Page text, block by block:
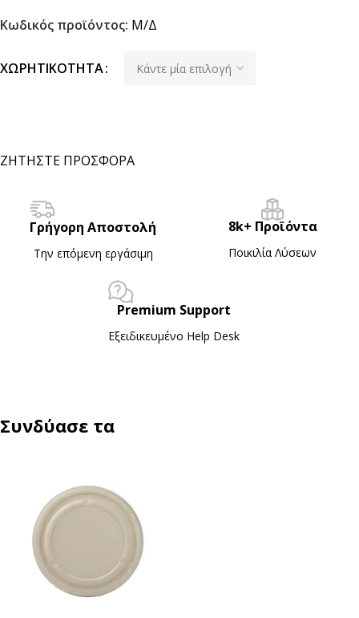
Κωδικός προϊόντος: Μ/Δ
ΧΩΡΗΤΙΚΌΤΗΤΑ
ΖΗΤΗΣΤΕ ΠΡΟΣΦΟΡΑ
Γρήγορη Αποστολή
Την επόμενη εργάσιμη
8k+ Προϊόντα
Ποικιλία Λύσεων
Premium Support
Εξειδικευμένο Ηelp Desk
Συνδύασε τα